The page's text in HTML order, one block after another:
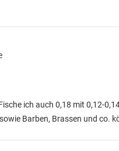
ich auch 0,18 mit 0,12-
Barben, Brassen und co.